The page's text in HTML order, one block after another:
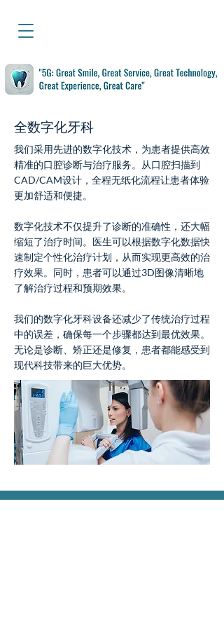
全数字化牙科
我们采用先进的数字化技术，为患者提供高效
精准的口腔诊断与治疗服务。从口腔扫描到
CAD/CAM设计，全程无纸化流程让患者体验
更加舒适和便捷。
数字化技术不仅提升了诊断的准确性，还大幅
缩短了治疗时间。医生可以根据数字化数据快
速制定个性化治疗计划，从而实现更高效的治
疗效果。同时，患者可以通过3D图像清晰地
了解治疗过程和预期效果。
我们的数字化牙科设备还减少了传统治疗过程
中的误差，确保每一个步骤都达到最优效果。
无论是诊断、矫正还是修复，患者都能感受到
现代科技带来的巨大优势。